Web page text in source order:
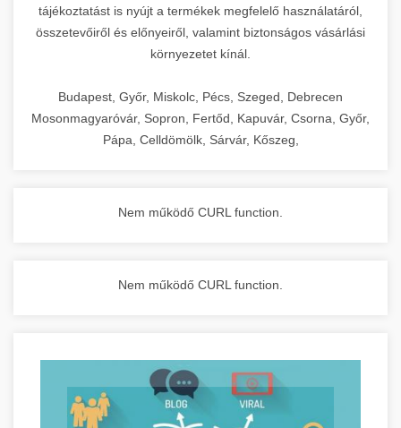
tájékoztatást is nyújt a termékek megfelelő használatáról,
összetevőiről és előnyeiről, valamint biztonságos vásárlási
környezetet kínál.
Budapest, Győr, Miskolc, Pécs, Szeged, Debrecen
Mosonmagyaróvár, Sopron, Fertőd, Kapuvár, Csorna, Győr,
Pápa, Celldömölk, Sárvár, Kőszeg,
Nem működő CURL function.
Nem működő CURL function.